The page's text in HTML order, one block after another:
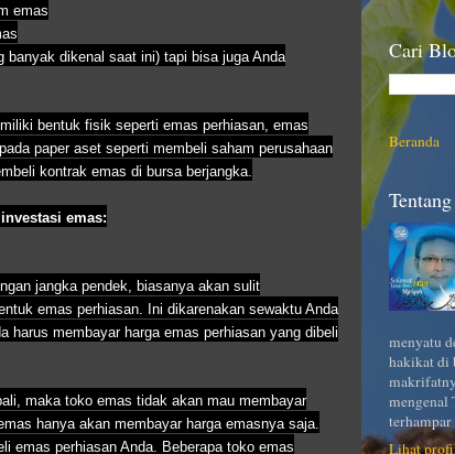
emas
dikenal saat ini) tapi bisa juga Anda
bentuk fisik seperti emas perhiasan, emas
paper aset seperti membeli saham perusahaan
kontrak emas di bursa berjangka.
emas:
jangka pendek, biasanya akan sulit
emas perhiasan. Ini dikarenakan sewaktu Anda
harus membayar harga emas perhiasan yang dibeli
maka toko emas tidak akan mau membayar
hanya akan membayar harga emasnya saja.
emas perhiasan Anda. Beberapa toko emas
Cari
Beranda
menyatu
hakikat di
mengenal
Lihat